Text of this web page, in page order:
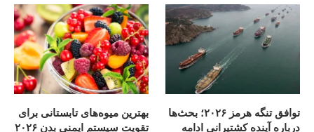
توافق تنگه هرمز ۲۰۲۶؛ بحث‌ها
درباره آینده کشتیرانی ادامه
بهترین میوه‌های تابستانی برای
تقویت سیستم ایمنی بدن ۲۰۲۶